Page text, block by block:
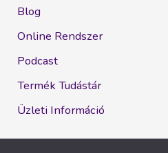
Blog
Online Rendszer
Podcast
Termék Tudástár
Üzleti Információ